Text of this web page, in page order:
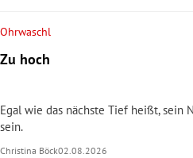
Ohrwaschl
Zu hoch
Egal wie das nächste Tief heißt, sein
sein.
Christina Böck02.08.2026